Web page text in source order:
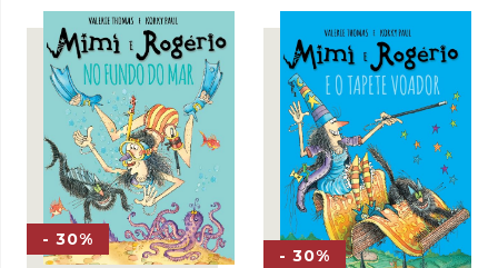
15,00 €.13,50 €.
13,00 €.9,10 €.
- 30%
- 30%